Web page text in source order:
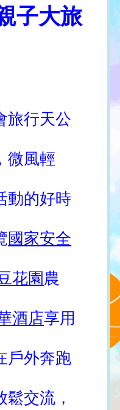
子大旅
旅行天公
微風輕
動的好時
國家安全
花園農
酒店享用
戶外奔跑
交流，